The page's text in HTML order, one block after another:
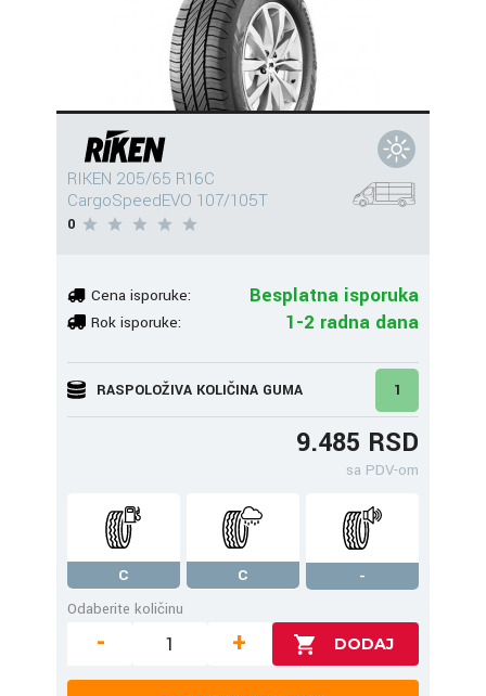
RIKEN 205/65 R16C
CargoSpeedEVO 107/105T
0
Cena isporuke: Besplatna isporuka
Rok isporuke: 1-2 radna dana
RASPOLOŽIVA KOLIČINA GUMA 1
9.485 RSD
sa PDV-om
C C
-
Odaberite količinu
- +